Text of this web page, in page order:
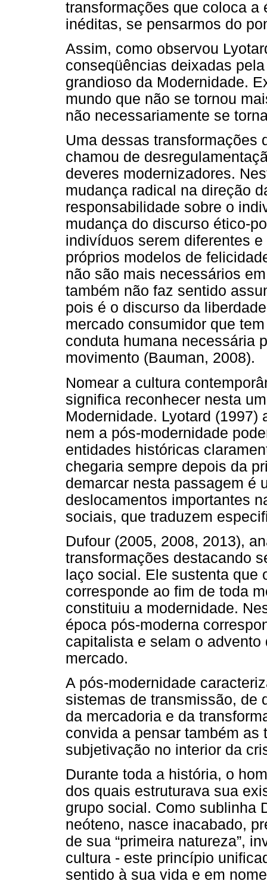
transformações que coloca a
inéditas, se pensarmos do
Assim, como observou
conseqüências deixadas
grandioso da Modernidade.
mundo que não se tornou
não necessariamente se
Uma dessas transformações
chamou de
deveres modernizadores.
mudança radical na direção
responsabilidade sobre o
mudança do discurso ético-
indivíduos serem diferentes
próprios modelos de
não são mais necessários
também não faz sentido
pois é o discurso da
mercado consumidor que
conduta humana necessária
movimento (Bauman, 2008).
Nomear a cultura
significa reconhecer nesta
Modernidade. Lyotard (1997)
nem a pós-modernidade
entidades históricas
chegaria sempre depois da
demarcar nesta passagem é
deslocamentos importantes
sociais, que traduzem
Dufour (2005, 2008, 2013),
transformações destacando
laço social. Ele sustenta que
corresponde ao fim de toda
constituiu a modernidade.
época pós-moderna
capitalista e selam o
mercado.
A pós-modernidade
sistemas de transmissão, de
da mercadoria e da
convida a pensar também
subjetivação no interior da
Durante toda a história, o
dos quais estruturava sua
grupo social. Como sublinha
neóteno, nasce inacabado,
de sua “primeira natureza”,
cultura - este princípio
sentido à sua vida e em